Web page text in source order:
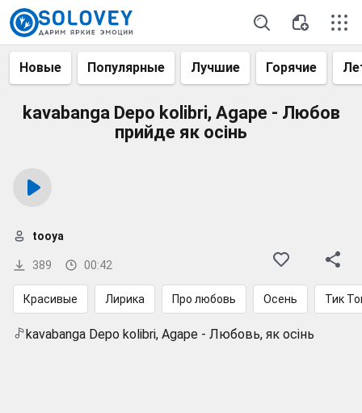
Новые Популярные Лучшие Горячие
kavabanga Depo kolibri, Agape - Любов
прийде як осінь
389 00:42
tooya
Красивые Лирика Про любовь Осень Тик
kavabanga Depo kolibri, Agape - Любовь, як осінь